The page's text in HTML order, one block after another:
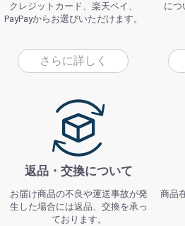
クレジットカード、楽天ペイ、
PayPayからお選びいただけます。
さらに詳しく
につ
返品・交換について
お届け商品の不良や運送事故が発
生した場合には返品、交換を承っ
ております。
商品